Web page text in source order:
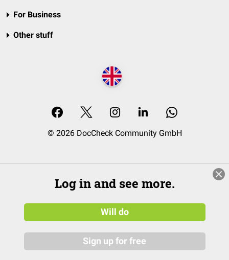
For Business
Other stuff
© 2026 DocCheck Community GmbH
Log in and see more.
Will do
Sign up for free